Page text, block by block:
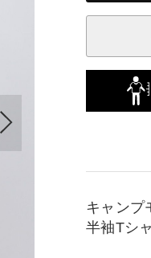
キャンプ
半袖Tシ